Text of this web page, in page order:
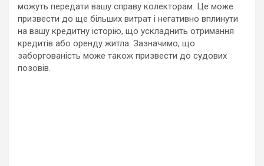
можуть передати вашу справу колекторам. Це може
призвести до ще більших витрат і негативно вплинути
на вашу кредитну історію, що ускладнить отримання
кредитів або оренду житла. Зазначимо, що
заборгованість може також призвести до судових
позовів.